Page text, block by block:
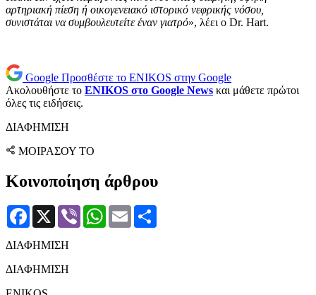
αρτηριακή πίεση ή οικογενειακό ιστορικό νεφρικής νόσου,
συνιστάται να συμβουλευτείτε έναν γιατρό», λέει ο Dr. Hart.
Google Προσθέστε το ENIKOS στην Google
Ακολουθήστε το ENIKOS στο Google News και μάθετε πρώτοι
όλες τις ειδήσεις.
ΔΙΑΦΗΜΙΣΗ
ΜΟΙΡΑΣΟΥ ΤΟ
Κοινοποίηση άρθρου
Facebook
X Viber WhatsApp
Email
ΔΙΑΦΗΜΙΣΗ
ΔΙΑΦΗΜΙΣΗ